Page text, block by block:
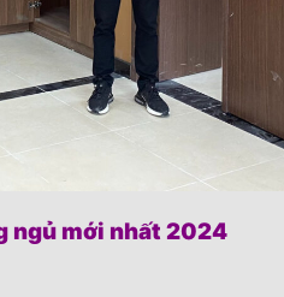
ngủ mới nhất 2024